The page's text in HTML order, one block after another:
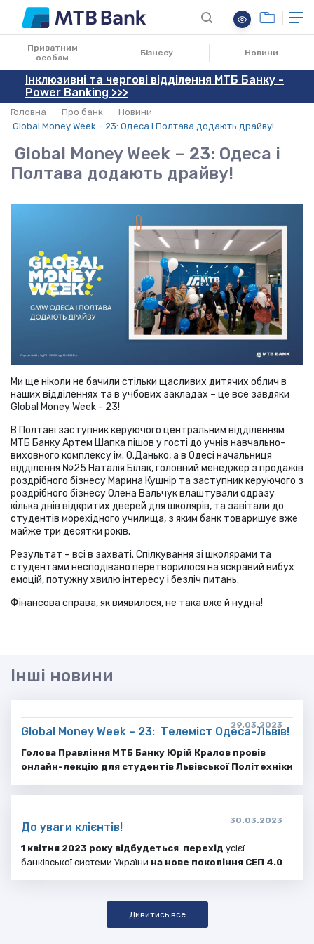
Приватним
особам
Бізнесу Новини
Інклюзивні та чергові відділення МТБ Банку -
Power Banking >>>
Головна Про банк
Новини
Global Money Week – 23: Одеса і Полтава додають драйву!
Global Money Week – 23: Одеса і
Полтава додають драйву!
30.03.2023
Ми ще ніколи не бачили стільки щасливих дитячих облич в
наших відділеннях та в учбових закладах – це все завдяки
Global Money Week - 23!
В Полтаві заступник керуючого центральним відділенням
МТБ Банку Артем Шапка пішов у гості до учнів навчально-
виховного комплексу ім. О.Данько, а в Одесі начальниця
відділення №25 Наталія Білак, головний менеджер з продажів
роздрібного бізнесу Марина Кушнір та заступник керуючого з
роздрібного бізнесу Олена Вальчук влаштували одразу
кілька днів відкритих дверей для школярів, та завітали до
студентів морехідного училища, з яким банк товаришує вже
майже три десятки років.
Результат – всі в захваті. Спілкування зі школярами та
студентами несподівано перетворилося на яскравий вибух
емоцій, потужну хвилю інтересу і безліч питань.
Фінансова справа, як виявилося, не така вже й нудна!
Інші новини
29.03.2023
Global Money Week – 23: Телеміст Одеса-Львів!
Голова Правління МТБ Банку Юрій Кралов провів
онлайн-лекцію для студентів Львівської Політехніки
30.03.2023
До уваги клієнтів!
1 квітня 2023 року відбудеться перехід усієї
банківської системи України на нове покоління СЕП 4.0
Дивитись все